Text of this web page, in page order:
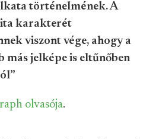
történelmének. A
karakterét
viszont vége, ahogy a
jelképe is eltűnőben
olvasója.